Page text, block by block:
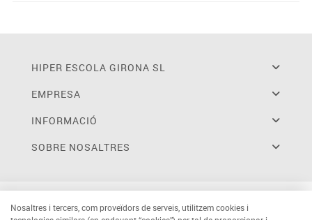
HIPER ESCOLA GIRONA SL
EMPRESA
INFORMACIÓ
SOBRE NOSALTRES
Nosaltres i tercers, com proveïdors de serveis, utilitzem cookies i